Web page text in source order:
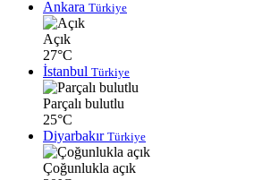
Ankara Türkiye
Açık
27°C
İstanbul Türkiye
Parçalı bulutlu
25°C
Diyarbakır Türkiye
Çoğunlukla açık